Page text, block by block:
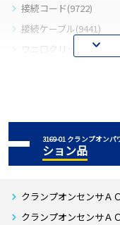
接続コード(9722)
接続ケーブル(9441)
ワニ口クリップ(赤･黄･
取扱説明書(簡易)
取扱説明書(インストー
収納ケース
3169-01 クランプオン
ション品
クランプオンセンサＡ
クランプオンセンサＡ